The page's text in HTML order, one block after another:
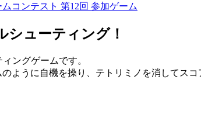
コンテスト 第12回 参加ゲーム
シューティング！
ングゲームです。
ように自機を操り、テトリミノを消してスコ